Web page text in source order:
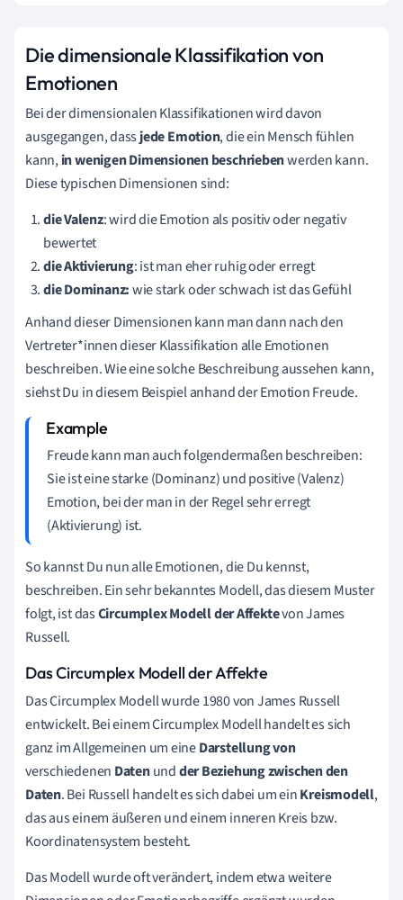
Die dimensionale Klassifikation von
Emotionen
Bei der dimensionalen Klassifikationen wird davon
ausgegangen, dassjede Emotion, die ein Mensch fühlen
kann,in wenigen Dimensionen beschriebenwerden kann.
Diese typischen Dimensionen sind:
die Valenz: wird die Emotion als positiv oder negativ
bewertet
die Aktivierung: ist man eher ruhig oder erregt
die Dominanz:wie stark oder schwach ist das Gefühl
Anhand dieser Dimensionen kann man dann nach den
Vertreter*innen dieser Klassifikation alle Emotionen
beschreiben. Wie eine solche Beschreibung aussehen kann,
siehst Du in diesem Beispiel anhand der Emotion Freude.
Freude kann man auch folgendermaßen beschreiben:
Sie ist eine starke (Dominanz) und positive (Valenz)
Emotion, bei der man in der Regel sehr erregt
(Aktivierung) ist.
So kannst Du nun alle Emotionen, die Du kennst,
beschreiben. Ein sehr bekanntes Modell, das diesem Muster
folgt, ist dasCircumplex Modell der Affektevon James
Russell.
Das Circumplex Modell der Affekte
Das Circumplex Modell wurde 1980 von James Russell
entwickelt. Bei einem Circumplex Modell handelt es sich
ganz im Allgemeinen um eineDarstellung von
verschiedenen Datenundder Beziehung zwischen den
Daten. Bei Russell handelt es sich dabei um einKreismodell,
das aus einem äußeren und einem inneren Kreis bzw.
Koordinatensystem besteht.
Das Modell wurde oft verändert, indem etwa weitere